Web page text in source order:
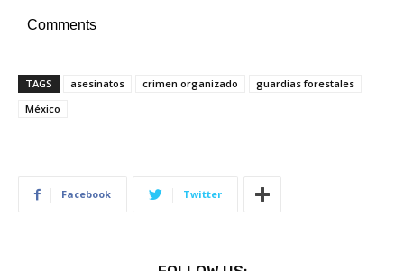
Comments
TAGS asesinatos crimen organizado
guardias forestales
México
Facebook Twitter